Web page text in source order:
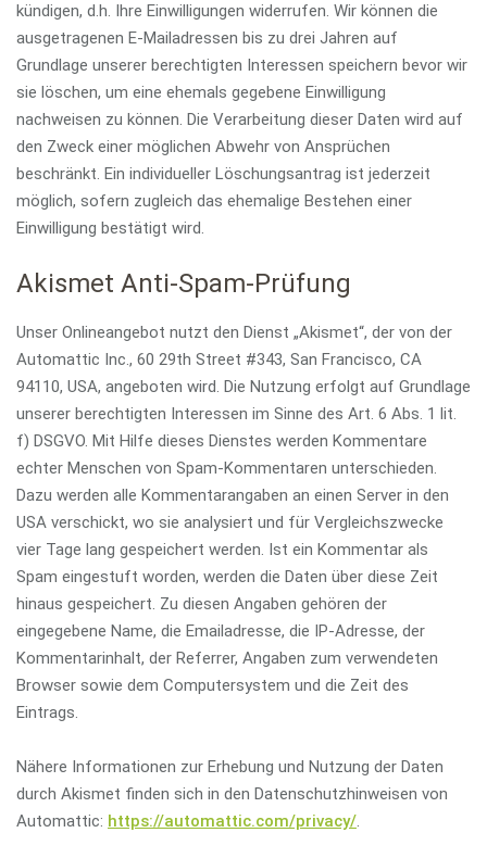
kündigen, d.h. Ihre Einwilligungen widerrufen. Wir können die
ausgetragenen E-Mailadressen bis zu drei Jahren auf
Grundlage unserer berechtigten Interessen speichern bevor wir
sie löschen, um eine ehemals gegebene Einwilligung
nachweisen zu können. Die Verarbeitung dieser Daten wird auf
den Zweck einer möglichen Abwehr von Ansprüchen
beschränkt. Ein individueller Löschungsantrag ist jederzeit
möglich, sofern zugleich das ehemalige Bestehen einer
Einwilligung bestätigt wird.
Akismet Anti-Spam-Prüfung
Unser Onlineangebot nutzt den Dienst „Akismet“, der von der
Automattic Inc., 60 29th Street #343, San Francisco, CA
94110, USA, angeboten wird. Die Nutzung erfolgt auf Grundlage
unserer berechtigten Interessen im Sinne des Art. 6 Abs. 1 lit.
f) DSGVO. Mit Hilfe dieses Dienstes werden Kommentare
echter Menschen von Spam-Kommentaren unterschieden.
Dazu werden alle Kommentarangaben an einen Server in den
USA verschickt, wo sie analysiert und für Vergleichszwecke
vier Tage lang gespeichert werden. Ist ein Kommentar als
Spam eingestuft worden, werden die Daten über diese Zeit
hinaus gespeichert. Zu diesen Angaben gehören der
eingegebene Name, die Emailadresse, die IP-Adresse, der
Kommentarinhalt, der Referrer, Angaben zum verwendeten
Browser sowie dem Computersystem und die Zeit des
Eintrags.
Nähere Informationen zur Erhebung und Nutzung der Daten
durch Akismet finden sich in den Datenschutzhinweisen von
Automattic: https://automattic.com/privacy/.